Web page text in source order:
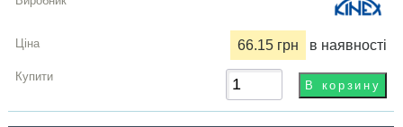
66.15 грн в наявності